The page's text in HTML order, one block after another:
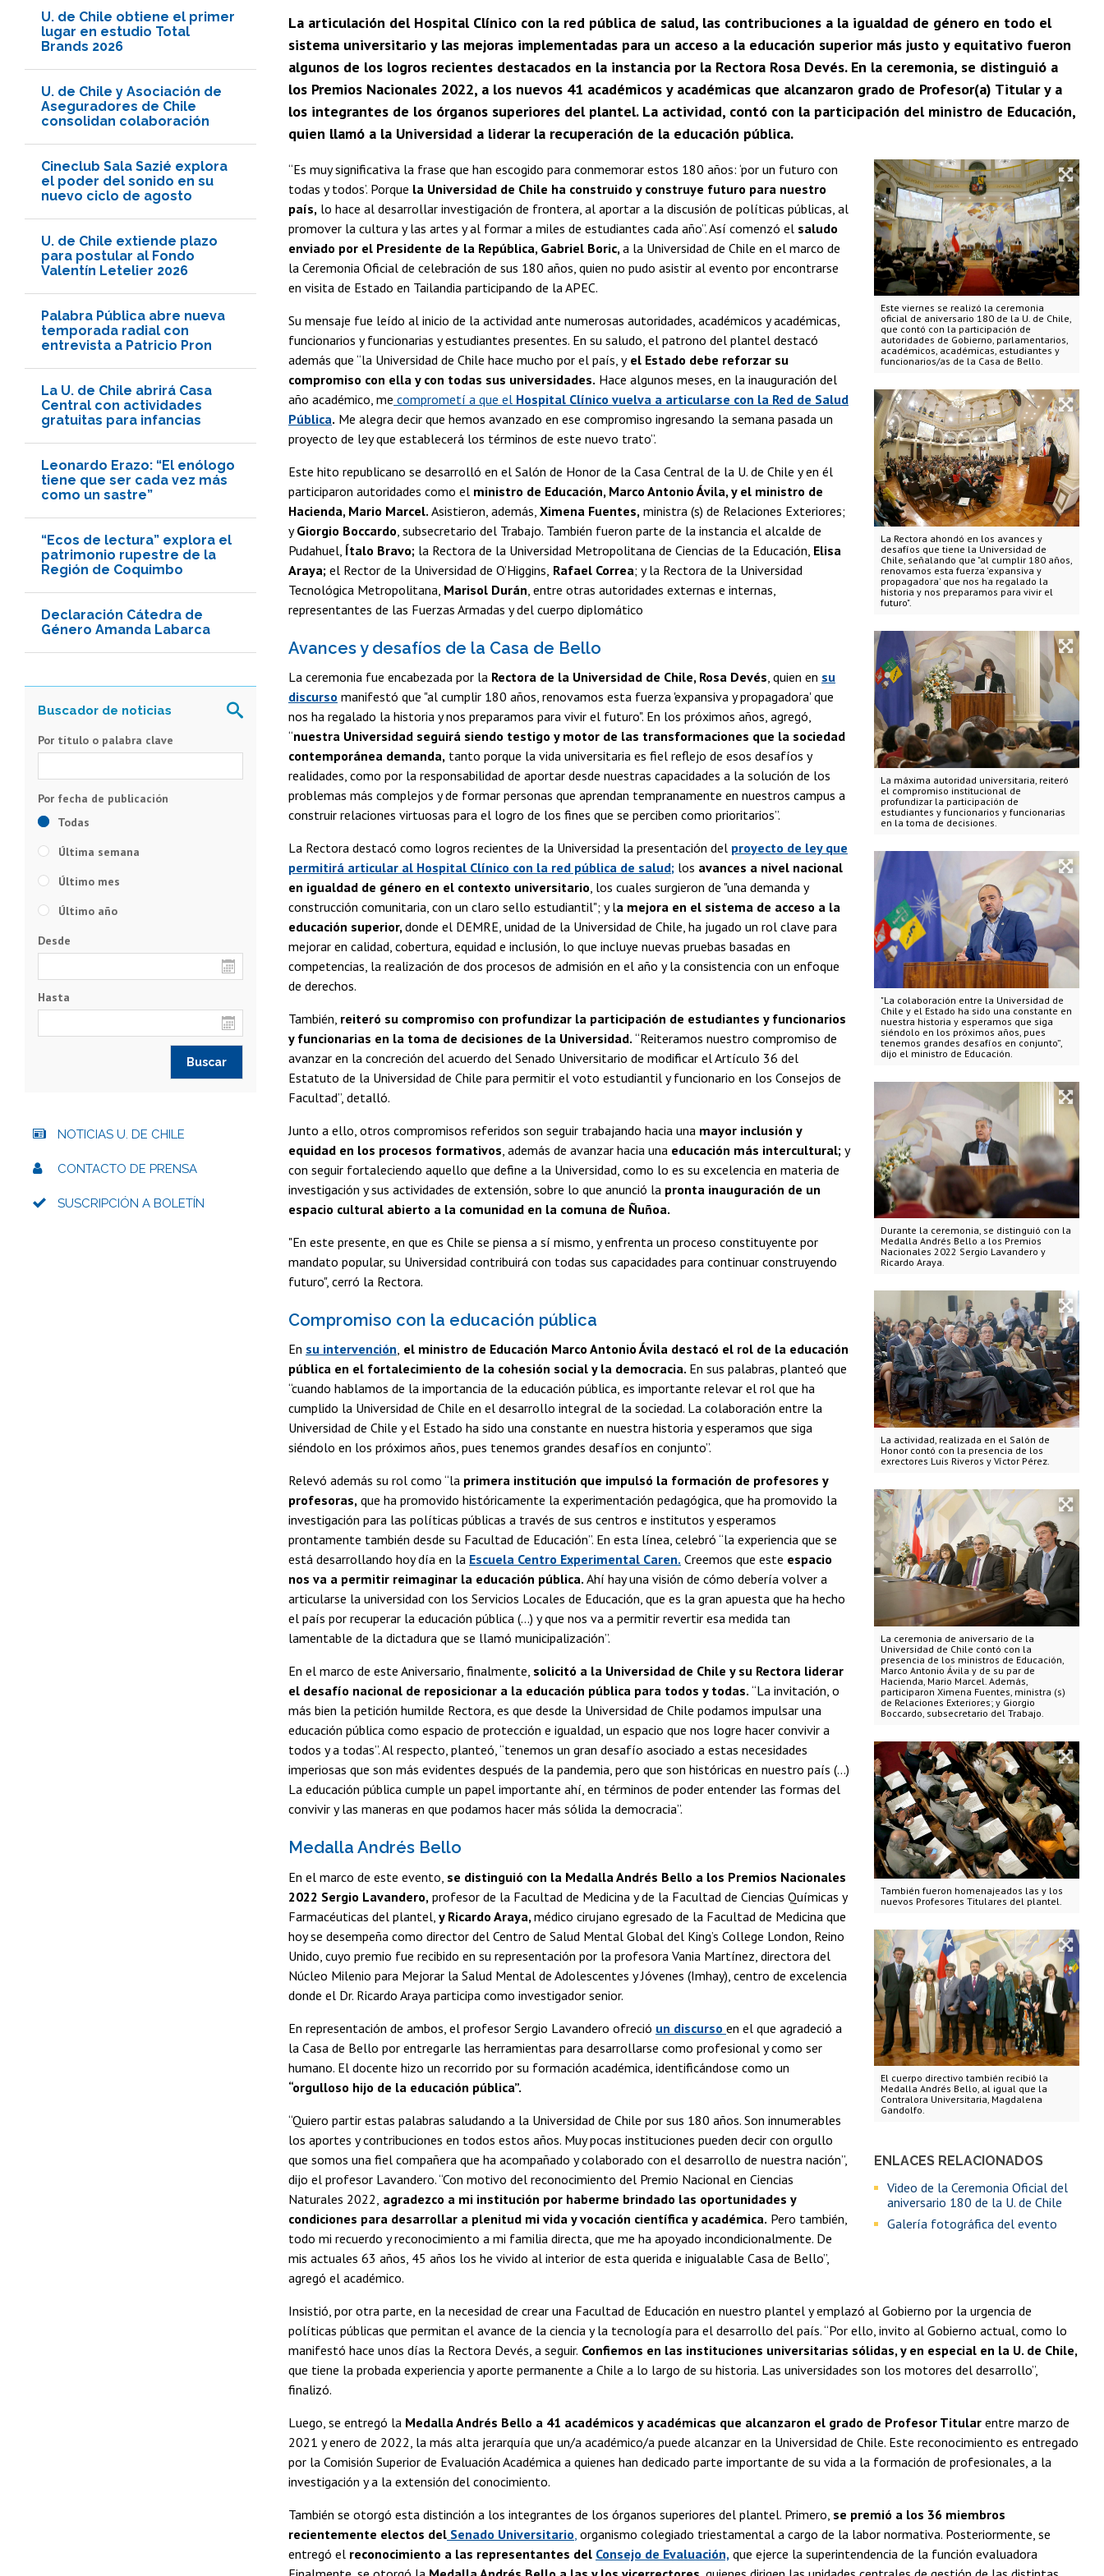
U. de Chile obtiene el primer
lugar en estudio Total
Brands 2026
U. de Chile y Asociación de
Aseguradores de Chile
consolidan colaboración
Cineclub Sala Sazié explora
el poder del sonido en su
nuevo ciclo de agosto
U. de Chile extiende plazo
para postular al Fondo
Valentín Letelier 2026
Palabra Pública abre nueva
temporada radial con
entrevista a Patricio Pron
La U. de Chile abrirá Casa
Central con actividades
gratuitas para infancias
Leonardo Erazo: “El enólogo
tiene que ser cada vez más
como un sastre”
“Ecos de lectura” explora el
patrimonio rupestre de la
Región de Coquimbo
Declaración Cátedra de
Género Amanda Labarca
La articulación del Hospital Clínico con la red pública de salud, las contribuciones a la igualdad de género en todo el
sistema universitario y las mejoras implementadas para un acceso a la educación superior más justo y equitativo fueron
algunos de los logros recientes destacados en la instancia por la Rectora Rosa Devés. En la ceremonia, se distinguió a
los Premios Nacionales 2022, a los nuevos 41 académicos y académicas que alcanzaron grado de Profesor(a) Titular y a
los integrantes de los órganos superiores del plantel. La actividad, contó con la participación del ministro de Educación,
quien llamó a la Universidad a liderar la recuperación de la educación pública.
Este viernes se realizó la ceremonia
oficial de aniversario 180 de la U. de Chile,
que contó con la participación de
autoridades de Gobierno, parlamentarios,
académicos, académicas, estudiantes y
funcionarios/as de la Casa de Bello.
La Rectora ahondó en los avances y
desafíos que tiene la Universidad de
Chile, señalando que "al cumplir 180 años,
renovamos esta fuerza 'expansiva y
propagadora' que nos ha regalado la
historia y nos preparamos para vivir el
futuro".
La máxima autoridad universitaria, reiteró
el compromiso institucional de
profundizar la participación de
estudiantes y funcionarios y funcionarias
en la toma de decisiones.
"La colaboración entre la Universidad de
Chile y el Estado ha sido una constante en
nuestra historia y esperamos que siga
siéndolo en los próximos años, pues
tenemos grandes desafíos en conjunto”,
dijo el ministro de Educación.
Durante la ceremonia, se distinguió con la
Medalla Andrés Bello a los Premios
Nacionales 2022 Sergio Lavandero y
Ricardo Araya.
La actividad, realizada en el Salón de
Honor contó con la presencia de los
exrectores Luis Riveros y Víctor Pérez.
La ceremonia de aniversario de la
Universidad de Chile contó con la
presencia de los ministros de Educación,
Marco Antonio Ávila y de su par de
Hacienda, Mario Marcel. Además,
participaron Ximena Fuentes, ministra (s)
de Relaciones Exteriores; y Giorgio
Boccardo, subsecretario del Trabajo.
También fueron homenajeados las y los
nuevos Profesores Titulares del plantel.
El cuerpo directivo también recibió la
Medalla Andrés Bello, al igual que la
Contralora Universitaria, Magdalena
Gandolfo.
ENLACES RELACIONADOS
Video de la Ceremonia Oficial del
aniversario 180 de la U. de Chile
Galería fotográfica del evento
“Es muy significativa la frase que han escogido para conmemorar estos 180 años: ‘por un futuro con
todas y todos’. Porque la Universidad de Chile ha construido y construye futuro para nuestro
país, lo hace al desarrollar investigación de frontera, al aportar a la discusión de políticas públicas, al
promover la cultura y las artes y al formar a miles de estudiantes cada año”. Así comenzó el saludo
enviado por el Presidente de la República, Gabriel Boric, a la Universidad de Chile en el marco de
la Ceremonia Oficial de celebración de sus 180 años, quien no pudo asistir al evento por encontrarse
en visita de Estado en Tailandia participando de la APEC.
Su mensaje fue leído al inicio de la actividad ante numerosas autoridades, académicos y académicas,
funcionarios y funcionarias y estudiantes presentes. En su saludo, el patrono del plantel destacó
además que “la Universidad de Chile hace mucho por el país, yel Estado debe reforzar su
compromiso con ella y con todas sus universidades. Hace algunos meses, en la inauguración del
año académico, me comprometí a que el Hospital Clínico vuelva a articularse con la Red de Salud
Pública. Me alegra decir que hemos avanzado en ese compromiso ingresando la semana pasada un
proyecto de ley que establecerá los términos de este nuevo trato”.
Este hito republicano se desarrolló en el Salón de Honor de la Casa Central de la U. de Chile y en él
participaron autoridades como el ministro de Educación, Marco Antonio Ávila, y el ministro de
Hacienda, Mario Marcel. Asistieron, además, Ximena Fuentes, ministra (s) de Relaciones Exteriores;
yGiorgio Boccardo , subsecretario del Trabajo. También fueron parte de la instancia el alcalde de
Pudahuel, Ítalo Bravo; la Rectora de la Universidad Metropolitana de Ciencias de la Educación, Elisa
Araya; el Rector de la Universidad de O’Higgins, Rafael Correa; y la Rectora de la Universidad
Tecnológica Metropolitana, Marisol Durán , entre otras autoridades externas e internas,
representantes de las Fuerzas Armadas y del cuerpo diplomático
Avances y desafíos de la Casa de Bello
La ceremonia fue encabezada por la Rectora de la Universidad de Chile, Rosa Devés, quien en su
discurso manifestó que "al cumplir 180 años, renovamos esta fuerza 'expansiva y propagadora' que
nos ha regalado la historia y nos preparamos para vivir el futuro". En los próximos años, agregó,
“nuestra Universidad seguirá siendo testigo y motor de las transformaciones que la sociedad
contemporánea demanda, tanto porque la vida universitaria es fiel reflejo de esos desafíos y
realidades, como por la responsabilidad de aportar desde nuestras capacidades a la solución de los
problemas más complejos y de formar personas que aprendan tempranamente en nuestros campus a
construir relaciones virtuosas para el logro de los fines que se perciben como prioritarios”.
La Rectora destacó como logros recientes de la Universidad la presentación del proyecto de ley que
permitirá articular al Hospital Clínico con la red pública de salud; los avances a nivel nacional
en igualdad de género en el contexto universitario, los cuales surgieron de "una demanda y
construcción comunitaria, con un claro sello estudiantil"; y la mejora en el sistema de acceso a la
educación superior,donde el DEMRE, unidad de la Universidad de Chile, ha jugado un rol clave para
mejorar en calidad, cobertura, equidad e inclusión, lo que incluye nuevas pruebas basadas en
competencias, la realización de dos procesos de admisión en el año y la consistencia con un enfoque
de derechos.
También, reiteró su compromiso con profundizar la participación de estudiantes y funcionarios
y funcionarias en la toma de decisiones de la Universidad. “Reiteramos nuestro compromiso de
avanzar en la concreción del acuerdo del Senado Universitario de modificar el Artículo 36 del
Estatuto de la Universidad de Chile para permitir el voto estudiantil y funcionario en los Consejos de
Facultad”, detalló.
Junto a ello, otros compromisos referidos son seguir trabajando hacia una mayor inclusión y
equidad en los procesos formativos, además de avanzar hacia una educación más intercultural; y
con seguir fortaleciendo aquello que define a la Universidad, como lo es su excelencia en materia de
investigación y sus actividades de extensión, sobre lo que anunció la pronta inauguración de un
espacio cultural abierto a la comunidad en la comuna de Ñuñoa.
"En este presente, en que es Chile se piensa a sí mismo, y enfrenta un proceso constituyente por
mandato popular, su Universidad contribuirá con todas sus capacidades para continuar construyendo
futuro", cerró la Rectora.
Compromiso con la educación pública
En su intervención, el ministro de Educación Marco Antonio Ávila destacó el rol de la educación
pública en el fortalecimiento de la cohesión social y la democracia. En sus palabras, planteó que
“cuando hablamos de la importancia de la educación pública, es importante relevar el rol que ha
cumplido la Universidad de Chile en el desarrollo integral de la sociedad. La colaboración entre la
Universidad de Chile y el Estado ha sido una constante en nuestra historia y esperamos que siga
siéndolo en los próximos años, pues tenemos grandes desafíos en conjunto”.
Relevó además su rol como “la primera institución que impulsó la formación de profesores y
profesoras, que ha promovido históricamente la experimentación pedagógica, que ha promovido la
investigación para las políticas públicas a través de sus centros e institutos y esperamos
prontamente también desde su Facultad de Educación”. En esta línea, celebró “la experiencia que se
está desarrollando hoy día en la Escuela Centro Experimental Caren. Creemos que este espacio
nos va a permitir reimaginar la educación pública. Ahí hay una visión de cómo debería volver a
articularse la universidad con los Servicios Locales de Educación, que es la gran apuesta que ha hecho
el país por recuperar la educación pública (…) y que nos va a permitir revertir esa medida tan
lamentable de la dictadura que se llamó municipalización”.
En el marco de este Aniversario, finalmente, solicitó a la Universidad de Chile y su Rectora liderar
el desafío nacional de reposicionar a la educación pública para todos y todas. “La invitación, o
más bien la petición humilde Rectora, es que desde la Universidad de Chile podamos impulsar una
educación pública como espacio de protección e igualdad, un espacio que nos logre hacer convivir a
todos y a todas”. Al respecto, planteó, “tenemos un gran desafío asociado a estas necesidades
imperiosas que son más evidentes después de la pandemia, pero que son históricas en nuestro país (…)
La educación pública cumple un papel importante ahí, en términos de poder entender las formas del
convivir y las maneras en que podamos hacer más sólida la democracia”.
Medalla Andrés Bello
En el marco de este evento, se distinguió con la Medalla Andrés Bello a los Premios Nacionales
2022 Sergio Lavandero, profesor de la Facultad de Medicina y de la Facultad de Ciencias Químicas y
Farmacéuticas del plantel, y Ricardo Araya, médico cirujano egresado de la Facultad de Medicina que
hoy se desempeña como director del Centro de Salud Mental Global del King’s College London, Reino
Unido, cuyo premio fue recibido en su representación por la profesora Vania Martínez, directora del
Núcleo Milenio para Mejorar la Salud Mental de Adolescentes y Jóvenes (Imhay), centro de excelencia
donde el Dr. Ricardo Araya participa como investigador senior.
En representación de ambos, el profesor Sergio Lavandero ofreció un discurso en el que agradeció a
la Casa de Bello por entregarle las herramientas para desarrollarse como profesional y como ser
humano. El docente hizo un recorrido por su formación académica, identificándose como un
“orgulloso hijo de la educación pública”.
“Quiero partir estas palabras saludando a la Universidad de Chile por sus 180 años. Son innumerables
los aportes y contribuciones en todos estos años. Muy pocas instituciones pueden decir con orgullo
que somos una fiel compañera que ha acompañado y colaborado con el desarrollo de nuestra nación”,
dijo el profesor Lavandero. “Con motivo del reconocimiento del Premio Nacional en Ciencias
Naturales 2022, agradezco a mi institución por haberme brindado las oportunidades y
condiciones para desarrollar a plenitud mi vida y vocación científica y académica. Pero también,
todo mi recuerdo y reconocimiento a mi familia directa, que me ha apoyado incondicionalmente. De
mis actuales 63 años, 45 años los he vivido al interior de esta querida e inigualable Casa de Bello”,
agregó el académico.
Insistió, por otra parte, en la necesidad de crear una Facultad de Educación en nuestro plantel y emplazó al Gobierno por la urgencia de
políticas públicas que permitan el avance de la ciencia y la tecnología para el desarrollo del país. “Por ello, invito al Gobierno actual, como lo
manifestó hace unos días la Rectora Devés, a seguir. Confiemos en las instituciones universitarias sólidas, y en especial en la U. de Chile,
que tiene la probada experiencia y aporte permanente a Chile a lo largo de su historia. Las universidades son los motores del desarrollo”,
finalizó.
Luego, se entregó la Medalla Andrés Bello a 41 académicos y académicas que alcanzaron el grado de Profesor Titular entre marzo de
2021 y enero de 2022, la más alta jerarquía que un/a académico/a puede alcanzar en la Universidad de Chile. Este reconocimiento es entregado
por la Comisión Superior de Evaluación Académica a quienes han dedicado parte importante de su vida a la formación de profesionales, a la
investigación y a la extensión del conocimiento.
También se otorgó esta distinción a los integrantes de los órganos superiores del plantel. Primero, se premió a los 36 miembros
recientemente electos del Senado Universitario organismo colegiado triestamental a cargo de la labor normativa. Posteriormente, se
entregó el reconocimiento a las representantes del Consejo de Evaluación, que ejerce la superintendencia de la función evaluadora
Por título o palabra clave
Todas
Última semana
Último mes
Último año
Desde
Hasta
NOTICIAS U. DE CHILE
CONTACTO DE PRENSA
SUSCRIPCIÓN A BOLETÍN